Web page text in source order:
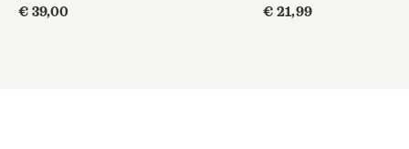
€ 39,00
€ 21,99